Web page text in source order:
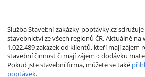
Služba Stavební-zakázky-poptávky.cz
stavebnictví ze všech regionů ČR. Aktuálně na
1.022.489 zakázek od klientů, kteří mají zájem
stavební činnost či mají zájem o dodávku
Pokud jste stavební firma, můžete se také
poptávek.